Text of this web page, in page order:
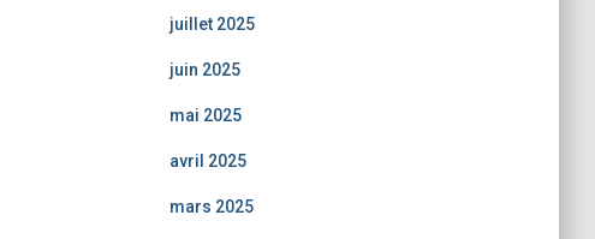
juillet 2025
juin 2025
mai 2025
avril 2025
mars 2025